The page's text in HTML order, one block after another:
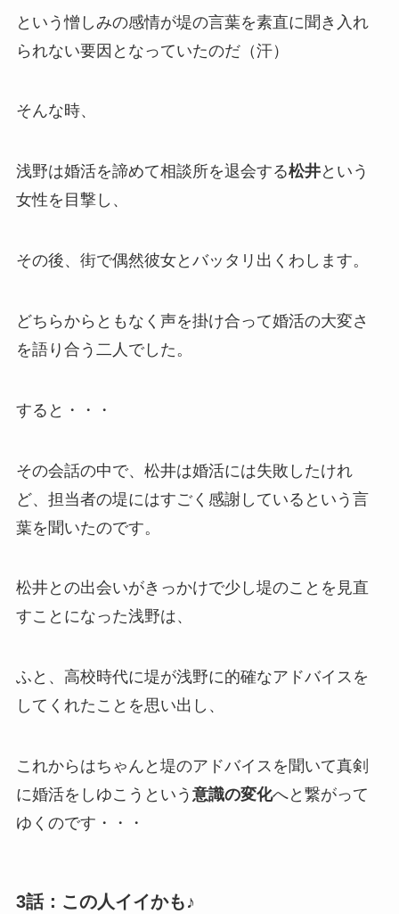
という憎しみの感情が堤の言葉を素直に聞き入れ
られない要因となっていたのだ（汗）
そんな時、
浅野は婚活を諦めて相談所を退会する松井という
女性を目撃し、
その後、街で偶然彼女とバッタリ出くわします。
どちらからともなく声を掛け合って婚活の大変さ
を語り合う二人でした。
すると・・・
その会話の中で、松井は婚活には失敗したけれ
ど、担当者の堤にはすごく感謝しているという言
葉を聞いたのです。
松井との出会いがきっかけで少し堤のことを見直
すことになった浅野は、
ふと、高校時代に堤が浅野に的確なアドバイスを
してくれたことを思い出し、
これからはちゃんと堤のアドバイスを聞いて真剣
に婚活をしゆこうという 意識の変化へと繋がって
ゆくのです・・・
3話：この人イイかも♪